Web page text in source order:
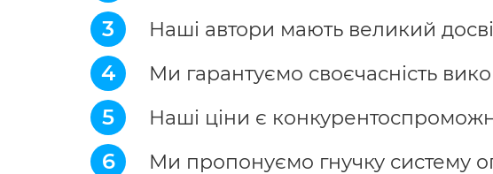
3 Наші автори мають великий
4 Ми гарантуємо своєчасність
5 Наші ціни є
6
Ми пропонуємо гнучку систему